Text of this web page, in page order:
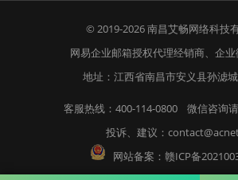
© 2019-2026南昌艾畅网络科技
网易企业邮箱授权代理经销商、 企
地址：江西省南昌市安义县孙滤
客服热线：400-114-0800 微信咨询
投诉、建议：
网站备案： 赣ICP备